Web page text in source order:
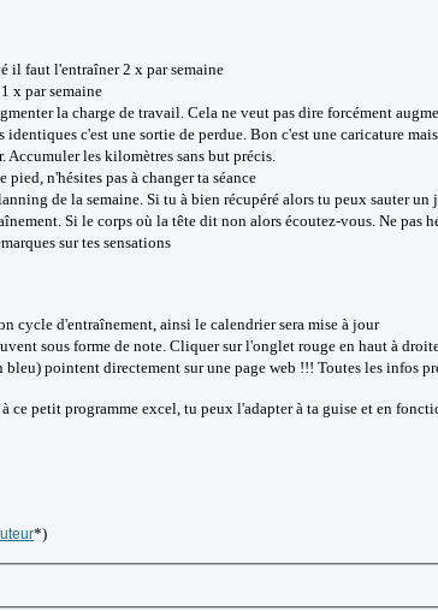
il faut l'entraîner 2 x par semaine
x par semaine
la charge de travail. Cela ne veut pas dire forcément
identiques c'est une sortie de perdue. Bon c'est une caricature
les kilomètres sans but précis.
pied, n'hésites pas à changer ta séance
de la semaine. Si tu à bien récupéré alors tu peux sauter un
Si le corps où la tête dit non alors écoutez-vous. Ne pas
sur tes sensations
cycle d'entraînement, ainsi le calendrier sera mise à jour
sous forme de note. Cliquer sur l'onglet rouge en haut à
bleu) pointent directement sur une page web !!! Toutes les infos
ce petit programme excel, tu peux l'adapter à ta guise et en
*)